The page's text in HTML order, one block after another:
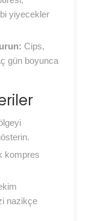
yiyecekler
Cips,
gün boyunca
kompres
nazikçe